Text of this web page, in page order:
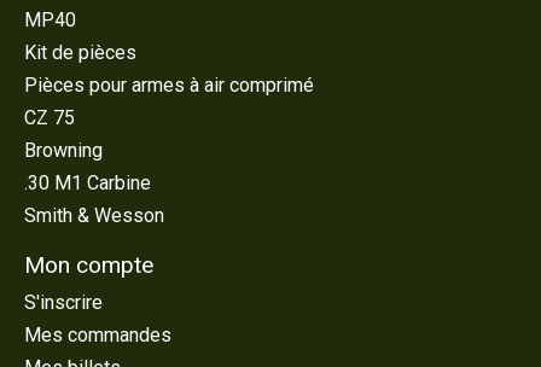
MP40
Kit de pièces
Pièces pour armes à air comprimé
CZ 75
Browning
.30 M1 Carbine
Smith & Wesson
Mon compte
S'inscrire
Mes commandes